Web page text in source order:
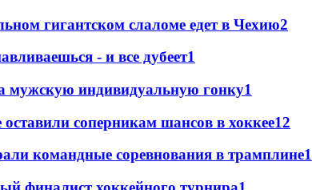
гигантском слаломе едет в Чехию2
- и все дубеет1
мужскую индивидуальную гонку1
соперникам шансов в хоккее12
командные соревнования в трамплине1